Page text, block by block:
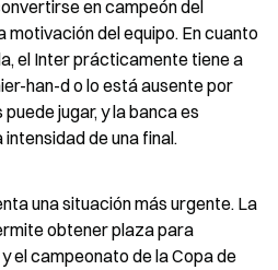
en campeón del
motivación del equipo. En cuanto
el Inter prácticamente tiene a
han-d o lo está ausente por
jugar, y la banca es
de una final.
una situación más urgente. La
obtener plaza para
el campeonato de la Copa de